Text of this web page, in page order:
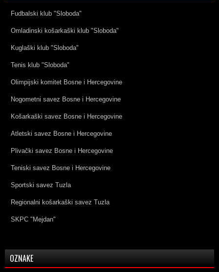
Fudbalski klub "Sloboda"
Omladinski košarkaški klub "Sloboda"
Kuglaški klub "Sloboda"
Tenis klub "Sloboda"
Olimpijski komitet Bosne i Hercegovine
Nogometni savez Bosne i Hercegovine
Košarkaški savez Bosne i Hercegovine
Atletski savez Bosne i Hercegovine
Plivački savez Bosne i Hercegovine
Teniski savez Bosne i Hercegovine
Sportski savez Tuzla
Regionalni košarkaški savez Tuzla
SKPC "Mejdan"
OZNAKE